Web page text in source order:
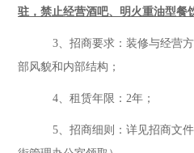
驻，禁止经营酒吧、明火重油型餐
3、 招商要求：装修与经营
部风貌和内部结构 ；
4、 租赁年限： 2年；
5、 招商细则：详见招商文